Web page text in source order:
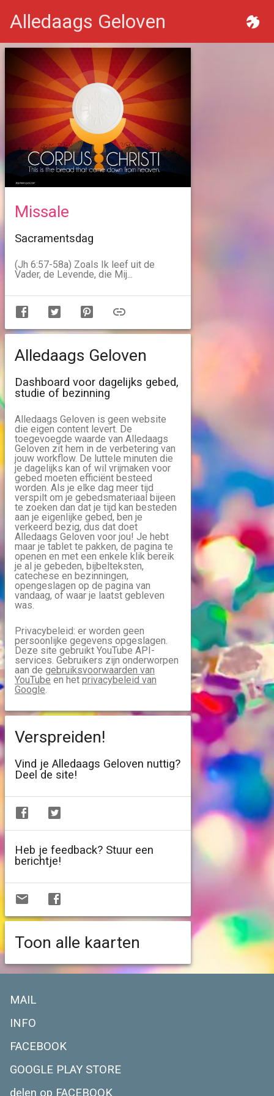
Alledaags Geloven
Missale
Sacramentsdag
(Jh 6:57-58a) Zoals Ik leef uit de
Vader, de Levende, die Mij...
Alledaags Geloven
Dashboard voor dagelijks gebed,
studie of bezinning
Alledaags Geloven is geen website
die eigen content levert. De
toegevoegde waarde van Alledaags
Geloven zit hem in de verbetering van
jouw workflow. De luttele minuten die
je dagelijks kan of wil vrijmaken voor
gebed moeten efficiënt besteed
worden. Als je elke dag meer tijd
verspilt om je gebedsmateriaal bijeen
te zoeken dan dat je tijd kan besteden
aan je eigenlijke gebed, ben je
verkeerd bezig, dus dat doet
Alledaags Geloven voor jou! Je hebt
maar je tablet te pakken, de pagina te
openen en met een enkele klik bereik
je al je gebeden, bijbelteksten,
catechese en bezinningen,
opengeslagen op de pagina van
vandaag, of waar je laatst gebleven
was.
Privacybeleid: er worden geen
persoonlijke gegevens opgeslagen.
Deze site gebruikt YouTube API-
services. Gebruikers zijn onderworpen
aan de gebruiksvoorwaarden van
YouTube en het privacybeleid van
Google.
Verspreiden!
Vind je Alledaags Geloven nuttig?
Deel de site!
Heb je feedback? Stuur een
berichtje!
Toon alle kaarten
MAIL
INFO
FACEBOOK
GOOGLE PLAY STORE
delen op FACEBOOK